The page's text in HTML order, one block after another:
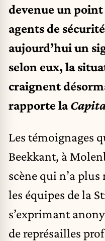
devenue un
agents de
aujourd’hui un
selon eux, la
craignent
rapporte la
Les témoignages
Beekkant, à
scène qui n’a
les équipes de la
s’exprimant
de représailles